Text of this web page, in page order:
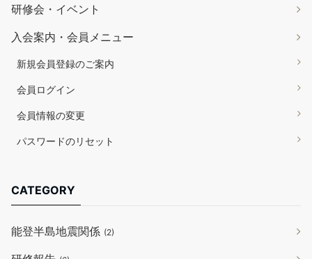
研修会・イベント
入会案内・会員メニュー
新規会員登録のご案内
会員ログイン
会員情報の変更
パスワードのリセット
CATEGORY
能登半島地震関係 (2)